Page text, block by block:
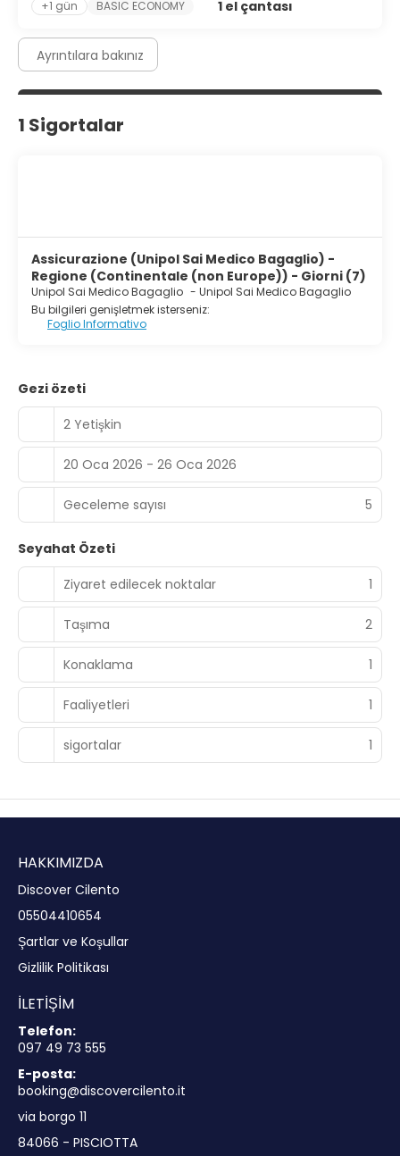
+1 gün
BASIC ECONOMY 1 el çantası
Ayrıntılara bakınız
1 Sigortalar
Assicurazione (Unipol Sai Medico Bagaglio) -
Regione (Continentale (non Europe)) - Giorni (7)
Unipol Sai Medico Bagaglio - Unipol Sai Medico Bagaglio
Bu bilgileri genişletmek isterseniz:
Foglio Informativo
Gezi özeti
2 Yetişkin
20 Oca 2026 - 26 Oca 2026
Geceleme sayısı 5
Seyahat Özeti
Ziyaret edilecek noktalar
1
Taşıma 2
Konaklama 1
Faaliyetleri 1
sigortalar 1
HAKKIMIZDA
Discover Cilento
05504410654
Şartlar ve Koşullar
Gizlilik Politikası
İLETIŞIM
Telefon:
097 49 73 555
E-posta:
booking@discovercilento.it
via borgo 11
84066 - PISCIOTTA